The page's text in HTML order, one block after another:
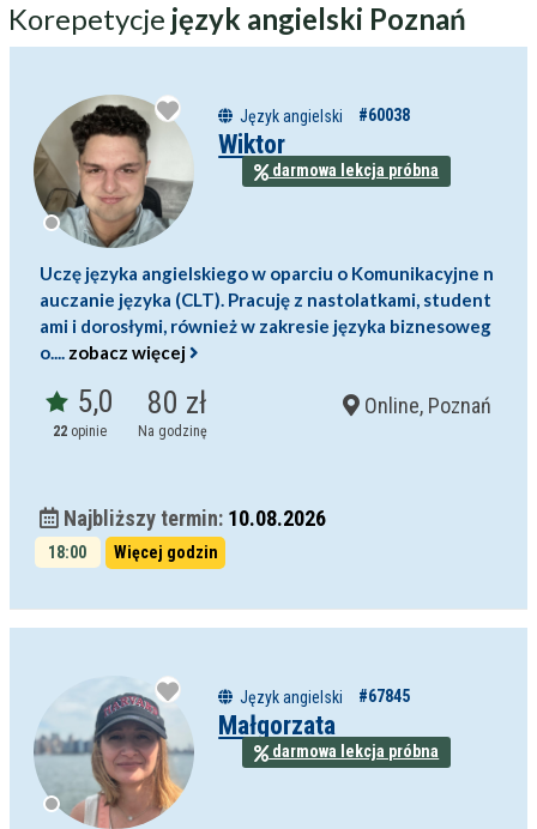
Korepetycje język angielski Poznań
Język angielski #60038
Wiktor
darmowa lekcja próbna
Uczę języka angielskiego w oparciu o Komunikacyjne n
auczanie języka (CLT). Pracuję z nastolatkami, student
ami i dorosłymi, również w zakresie języka biznesoweg
o.... zobacz więcej
5,0
22 opinie
80 zł
Na godzinę
Online, Poznań
Najbliższy termin: 10.08.2026
18:00 Więcej godzin
Język angielski #67845
Małgorzata
darmowa lekcja próbna